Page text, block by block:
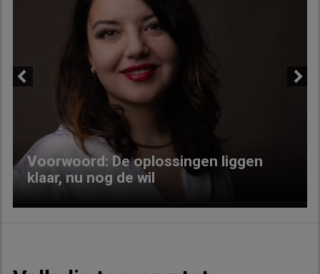
Voorwoord: De oplossingen liggen
klaar, nu nog de wil